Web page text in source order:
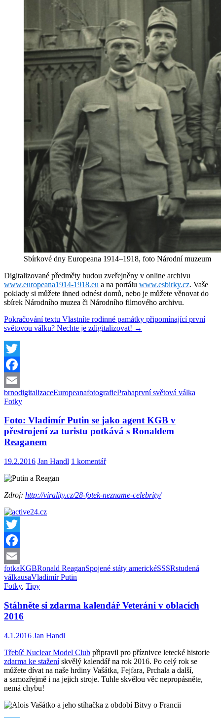
Sbírkové dny Europeana 1914–1918, foto Národní muzeum
Digitalizované předměty budou zveřejněny v online archivu
www.europeana1914-1918.eu a na portálu www.esbirky.cz. Vaše
poklady si můžete ihned odnést domů, nebo je můžete věnovat do
sbírek Národního muzea či Národního filmového archivu.
Pokračování textu Vlastníte rodinné památky připomínající první
světovou válku? Nechte je zdigitalizovat! →
Twitter
Facebook
Email
brnodigitalizaceEuropeanafotografiePrahaprvní světová válka
Fotky
Foto: Vladimír Putin se jako agent KGB v
přestrojení za turistu potkává s Ronaldem
Reaganem
19.2.2016 Jan Handl 1 komentář
Zdroj: http://virality.cz/28-fotek-nezname-celebrity/
Twitter
Facebook
Email
fotkaKGBRonald ReaganSpojené státy americkéSSSRstudená
válkausaVladimír Putin
Fotky, Tipy
Stáhněte si zdarma kalendář Veteráni v oblacích
2016
4.1.2016 Jan Handl
Třebíč Nuclear Model Club připravil pro příznivce letecké historie
zdarma ke staženískvělý kalendář na rok 2016. Po celý rok se
můžete dívat na naše hrdiny Vašátka, Fejfara, Prchala a další,
a samozřejmě i na jejich stroje. Tuhle skvělou věc nepropásněte,
nemá chybu!